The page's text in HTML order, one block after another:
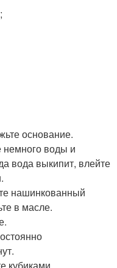
основание.
немного воды и
вода выкипит, влейте
нашинкованный
в масле.
кубиками.